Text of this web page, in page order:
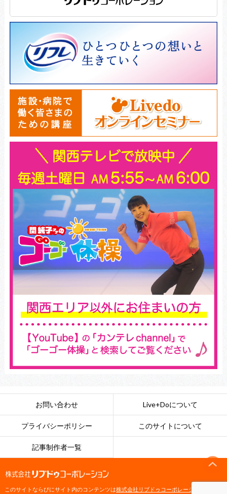
お問い合わせ Live+Doについて
プライバシーポリシー このサイトについて
記事制作者一覧
このサイトならびにサイト内のコンテンツは株式会社リブドゥコーポレーション